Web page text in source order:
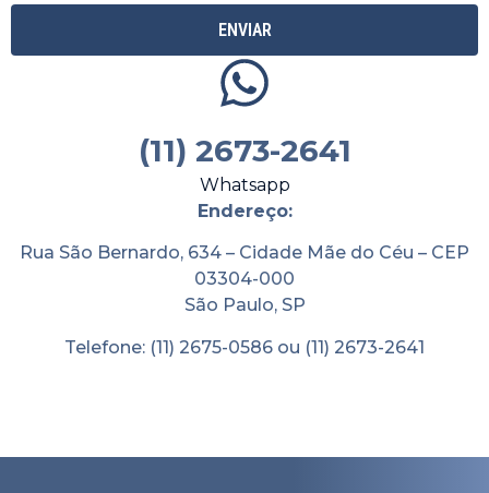
ENVIAR
(11) 2673-2641
Whatsapp
Endereço:
Rua São Bernardo, 634 – Cidade Mãe do Céu – CEP
03304-000
São Paulo, SP
Telefone: (11) 2675-0586 ou (11) 2673-2641